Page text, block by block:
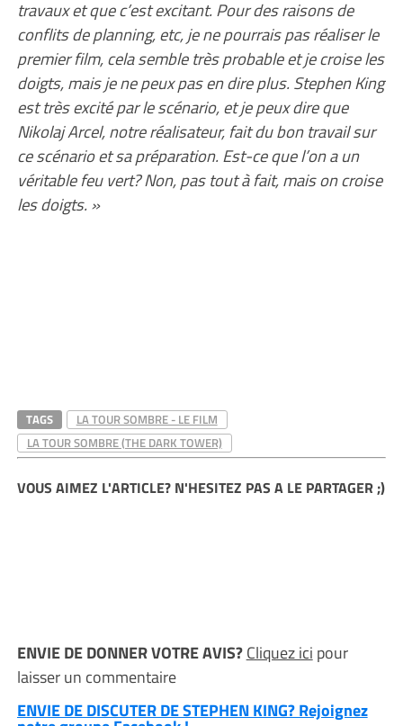
travaux et que c’est excitant. Pour des raisons de
conflits de planning, etc, je ne pourrais pas réaliser le
premier film, cela semble très probable et je croise les
doigts, mais je ne peux pas en dire plus. Stephen King
est très excité par le scénario, et je peux dire que
Nikolaj Arcel, notre réalisateur, fait du bon travail sur
ce scénario et sa préparation. Est-ce que l’on a un
véritable feu vert? Non, pas tout à fait, mais on croise
les doigts. »
TAGS
LA TOUR SOMBRE - LE FILM
LA TOUR SOMBRE (THE DARK TOWER)
VOUS AIMEZ L'ARTICLE? N'HESITEZ PAS A LE PARTAGER ;)
ENVIE DE DONNER VOTRE AVIS?Cliquez ici pour
laisser un commentaire
ENVIE DE DISCUTER DE STEPHEN KING? Rejoignez